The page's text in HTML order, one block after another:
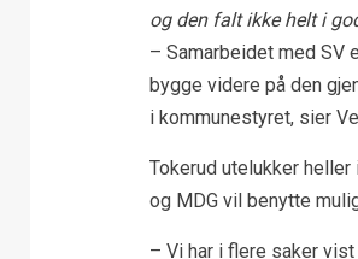
og den falt ikke helt i
– Samarbeidet med SV
bygge videre på den
i kommunestyret, sier
Tokerud utelukker
og MDG vil benytte
– Vi har i flere saker